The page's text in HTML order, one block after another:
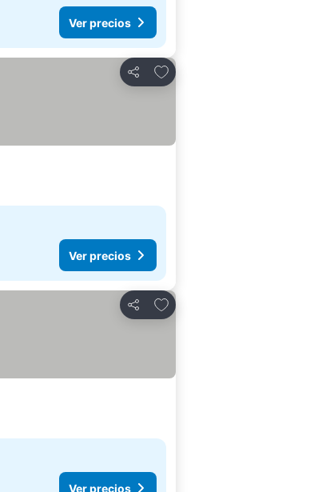
Ver precios
Compartir
Agregar a favoritos
Ver precios
Compartir
Agregar a favoritos
Ver precios